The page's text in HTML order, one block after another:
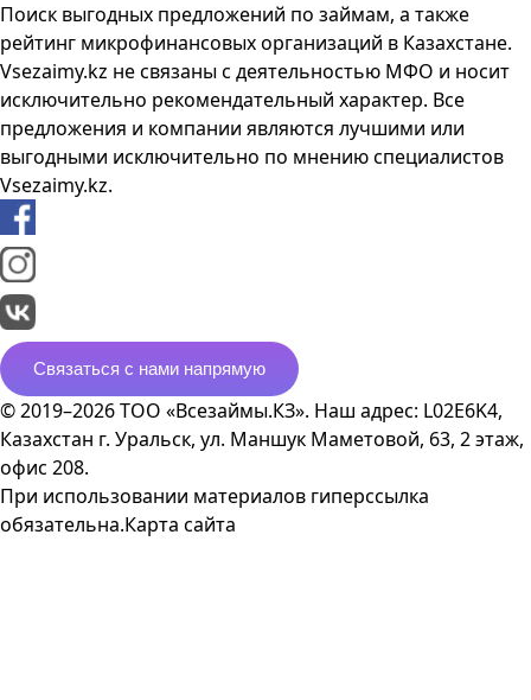
Поиск выгодных предложений по займам, а также
рейтинг микрофинансовых организаций в Казахстане.
Vsezaimy.kz не связаны с деятельностью МФО и носит
исключительно рекомендательный характер. Все
предложения и компании являются лучшими или
выгодными исключительно по мнению специалистов
Vsezaimy.kz.
Связаться с нами напрямую
© 2019–2026 ТОО «Всезаймы.КЗ». Наш адрес: L02E6K4,
Казахстан г. Уральск, ул. Маншук Маметовой, 63, 2 этаж,
офис 208.
При использовании материалов гиперссылка
обязательна.Карта сайта